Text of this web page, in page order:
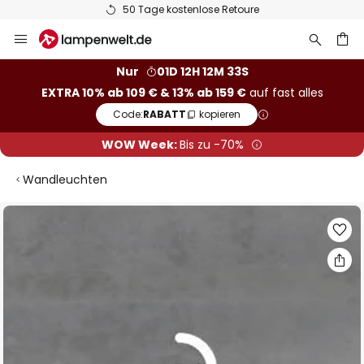
50 Tage kostenlose Retoure
Inhalt
Nur
01D 12H 12M 32S
EXTRA 10% ab 109 € & 13% ab 159 €auf fast alles
Code:RABATT kopieren
WOW Week:Bis zu -70%
Wandleuchten
Zum